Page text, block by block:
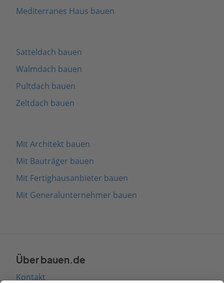
Mediterranes Haus bauen
Satteldach bauen
Walmdach bauen
Pultdach bauen
Zeltdach bauen
Mit Architekt bauen
Mit Bauträger bauen
Mit Fertighausanbieter bauen
Mit Generalunternehmer bauen
Über bauen.de
Kontakt